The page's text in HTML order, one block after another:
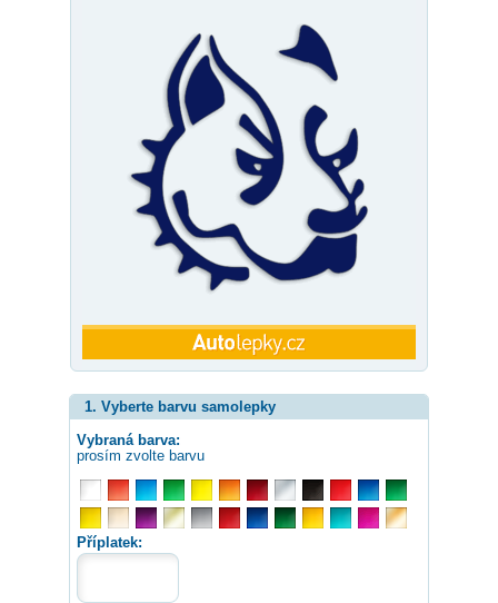
1. Vyberte barvu samolepky
Vybraná barva:
prosím zvolte barvu
Příplatek: